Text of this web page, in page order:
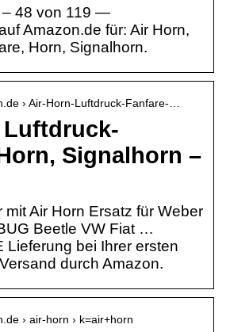
– 48 von 119 —
Amazon.de für: Air Horn,
Horn, Signalhorn.
› Air-Horn-Luftdruck-Fanfare-…
Signalhorn –
mit Air Horn Ersatz für Weber
Beetle VW Fiat …
Lieferung bei Ihrer ersten
durch Amazon.
› air-horn › k=air+horn